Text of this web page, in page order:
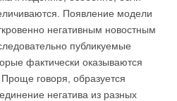
Появление модели
негативным новостным
публикуемые
фактически оказываются
говоря, образуется
негатива из разных